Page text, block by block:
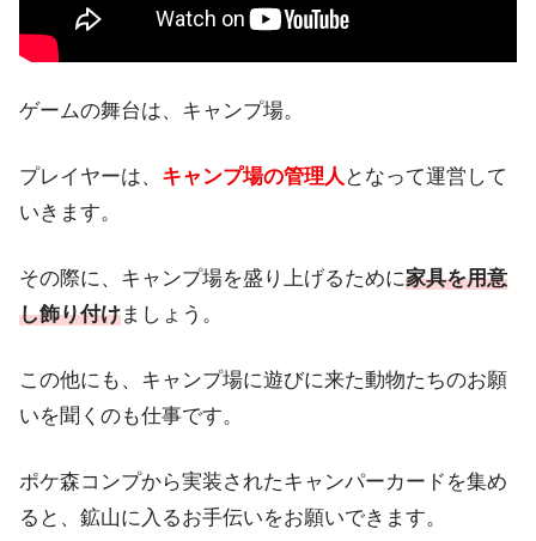
ゲームの舞台は、キャンプ場。
プレイヤーは、 キャンプ場の管理人 となって運営して
いきます。
その際に、キャンプ場を盛り上げるために家具を用意
し飾り付けましょう。
この他にも、キャンプ場に遊びに来た動物たちのお願
いを聞くのも仕事です。
ポケ森コンプから実装されたキャンパーカードを集め
ると、鉱山に入るお手伝いをお願いできます。